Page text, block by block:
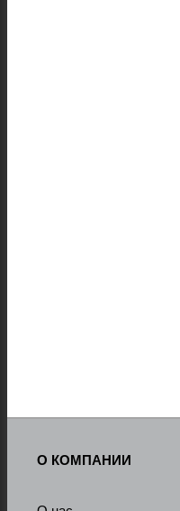
О КОМПАНИИ